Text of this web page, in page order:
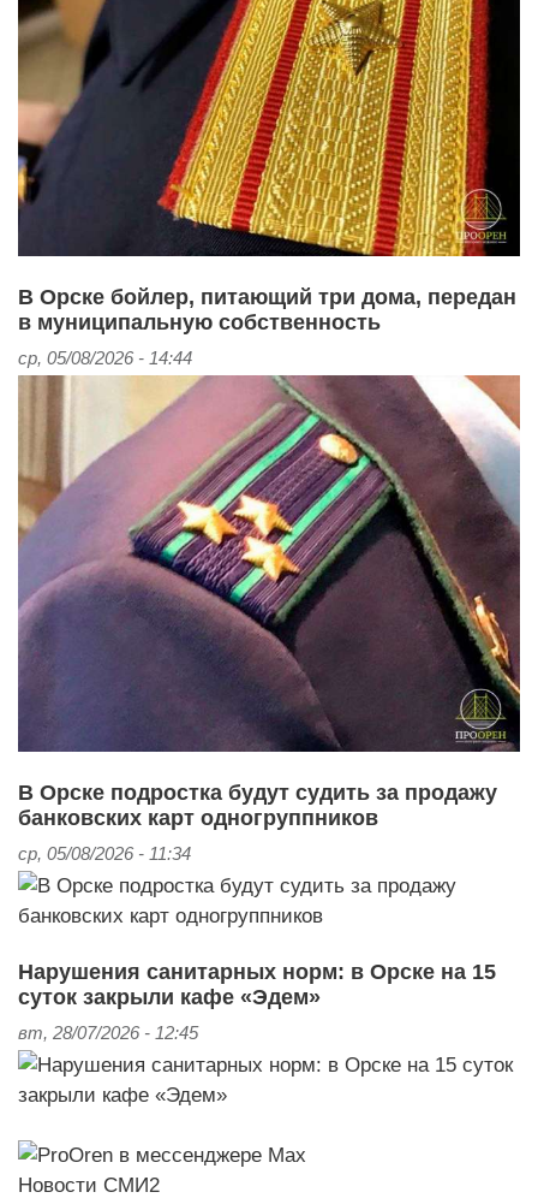
В Орске бойлер, питающий три дома, передан
в муниципальную собственность
ср, 05/08/2026 - 14:44
В Орске подростка будут судить за продажу
банковских карт одногруппников
ср, 05/08/2026 - 11:34
Нарушения санитарных норм: в Орске на 15
суток закрыли кафе «Эдем»
вт, 28/07/2026 - 12:45
Новости СМИ2